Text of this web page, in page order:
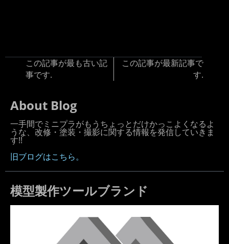
この記事が最も古い記
事です.
この記事が最新記事で
す.
About Blog
一手間でミニプラがもうちょっとだけかっこよくなるよ
うな、改修・塗装・撮影に関する情報を発信していきま
す!!
旧ブログはこちら。
模型製作ツールブランド